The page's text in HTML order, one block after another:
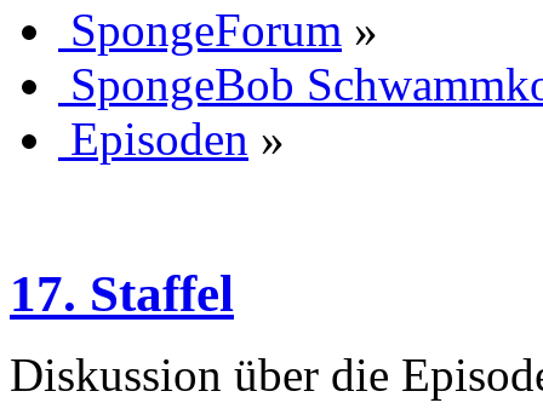
SpongeForum »
SpongeBob
Episoden »
17. Staffel
Diskussion über die